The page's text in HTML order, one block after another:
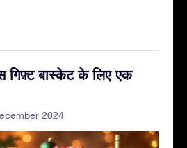
बास्केट के लिए एक
2024